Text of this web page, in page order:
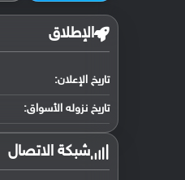
الإطلاق
تاريخ الإعلان:
تاريخ نزوله الأسواق:
شبكة الاتصال